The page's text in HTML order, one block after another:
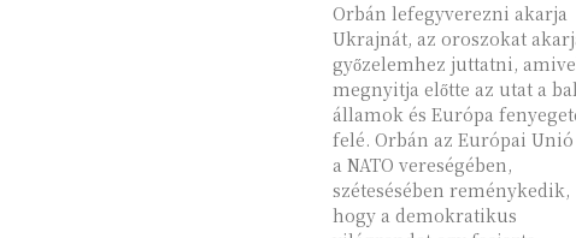
Orbán lefegyverezni akarja
Ukrajnát, az oroszokat
győzelemhez juttatni,
megnyitja előtte az utat a
államok és Európa
felé. Orbán az Európai Unió
a NATO vereségében,
szétesésében reménykedik,
hogy a demokratikus